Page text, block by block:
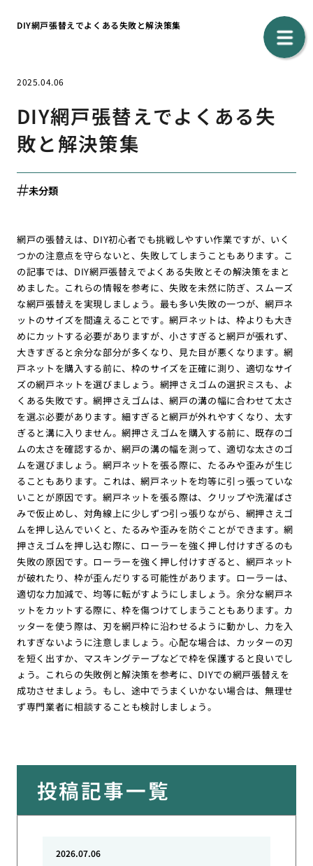
DIY網戸張替えでよくある失敗と解決策集
2025.04.06
DIY網戸張替えでよくある失
敗と解決策集
未分類
網戸の張替えは、DIY初心者でも挑戦しやすい作業ですが、いく
つかの注意点を守らないと、失敗してしまうこともあります。こ
の記事では、DIY網戸張替えでよくある失敗とその解決策をまと
めました。これらの情報を参考に、失敗を未然に防ぎ、スムーズ
な網戸張替えを実現しましょう。最も多い失敗の一つが、網戸ネ
ットのサイズを間違えることです。網戸ネットは、枠よりも大き
めにカットする必要がありますが、小さすぎると網戸が張れず、
大きすぎると余分な部分が多くなり、見た目が悪くなります。網
戸ネットを購入する前に、枠のサイズを正確に測り、適切なサイ
ズの網戸ネットを選びましょう。網押さえゴムの選択ミスも、よ
くある失敗です。網押さえゴムは、網戸の溝の幅に合わせて太さ
を選ぶ必要があります。細すぎると網戸が外れやすくなり、太す
ぎると溝に入りません。網押さえゴムを購入する前に、既存のゴ
ムの太さを確認するか、網戸の溝の幅を測って、適切な太さのゴ
ムを選びましょう。網戸ネットを張る際に、たるみや歪みが生じ
ることもあります。これは、網戸ネットを均等に引っ張っていな
いことが原因です。網戸ネットを張る際は、クリップや洗濯ばさ
みで仮止めし、対角線上に少しずつ引っ張りながら、網押さえゴ
ムを押し込んでいくと、たるみや歪みを防ぐことができます。網
押さえゴムを押し込む際に、ローラーを強く押し付けすぎるのも
失敗の原因です。ローラーを強く押し付けすぎると、網戸ネット
が破れたり、枠が歪んだりする可能性があります。ローラーは、
適切な力加減で、均等に転がすようにしましょう。余分な網戸ネ
ットをカットする際に、枠を傷つけてしまうこともあります。カ
ッターを使う際は、刃を網戸枠に沿わせるように動かし、力を入
れすぎないように注意しましょう。心配な場合は、カッターの刃
を短く出すか、マスキングテープなどで枠を保護すると良いでし
ょう。これらの失敗例と解決策を参考に、DIYでの網戸張替えを
成功させましょう。もし、途中でうまくいかない場合は、無理せ
ず専門業者に相談することも検討しましょう。
投稿記事一覧
2026.07.06